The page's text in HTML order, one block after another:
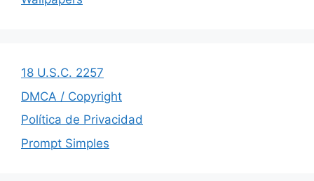
18 U.S.C. 2257
DMCA / Copyright
Política de Privacidad
Prompt Simples